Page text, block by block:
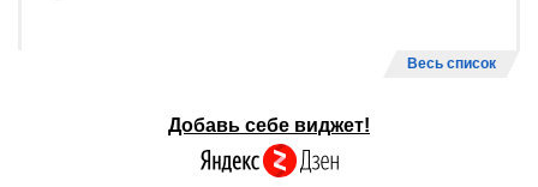
Весь список
Добавь себе виджет!